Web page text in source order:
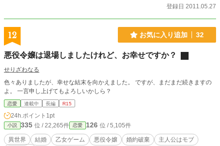
登録日 2011.05.27
12 お気に入り追加 32
悪役令嬢は退場しましたけれど、お幸せですか？
せりざわなる
色々ありましたが、幸せな結末を向かえました。 ですが、まだまだ続きますの
よ。 一言申し上げてもよろしいかしら？
恋愛 連載中 長編 R15
24h.ポイント 1pt
小説 335 位 / 22,265件 恋愛 126 位 / 5,105件
異世界 結婚 乙女ゲーム 悪役令嬢 婚約破棄
主人公はモブ